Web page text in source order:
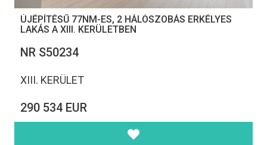
ÚJÉPÍTÉSŰ 77NM-ES, 2 HÁLÓSZOBÁS ERKÉLYES
LAKÁS A XIII. KERÜLETBEN
NR S50234
XIII. KERÜLET
290 534 EUR